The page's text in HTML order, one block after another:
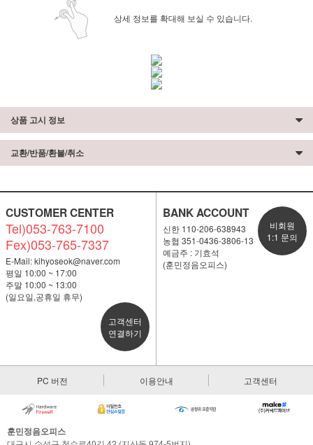
상세 정보를 확대해 보실 수 있습니다.
상품 고시 정보
교환/반품/환불/취소
CUSTOMER CENTER
Tel)053-763-7100
Fex)053-765-7337
E-Mail:kihyoseok@naver.com
평일 10:00 ~ 17:00
주말 10:00 ~ 13:00
(일요일,공휴일 휴무)
고객센터
연결하기
BANK ACCOUNT
신한 110-206-638943
농협 351-0436-3806-13
예금주 : 기효석
(훈민정음오피스)
비회원
1:1 문의
PC 버전 이용안내 고객센터
훈민정음오피스